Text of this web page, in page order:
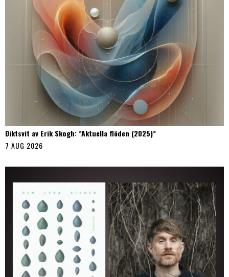
Diktsvit av Erik Skogh: ”Aktuella flöden (2025)”
7 AUG 2026